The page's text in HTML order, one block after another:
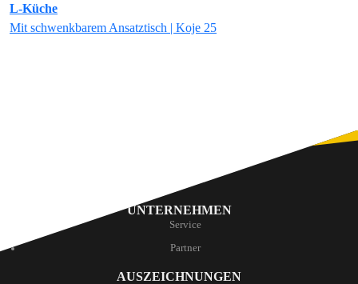
L-Küche
Mit schwenkbarem Ansatztisch | Koje 25
UNTERNEHMEN
Service
Partner
AUSZEICHNUNGEN